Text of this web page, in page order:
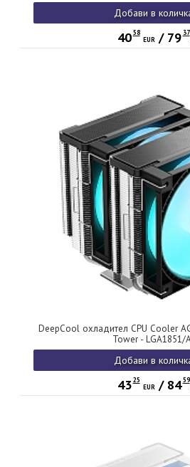
Добави в
40 58
EUR/ 79 37
DeepCool охладител CPU Cooler
Tower - LGA1851/
Добави в
43 25
EUR/ 84 59